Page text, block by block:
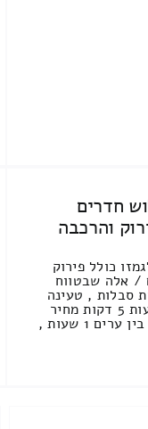
חדרים
והרכבה
כולל פירוק
מחיר מחירון: 2625.47 ₪ / אלה שבטווח
₪ עבודות סבלות , טעינה
ופריקה : 1431.46 ₪ / זמן : 1 שעות 5 דקות מחיר
נסיעה 639.04 שקל / זמן נסיעה בין ערים 1 שעות ,